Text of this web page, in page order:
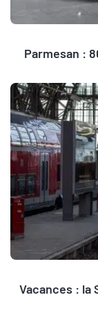
Parmesan :
Vacances : la